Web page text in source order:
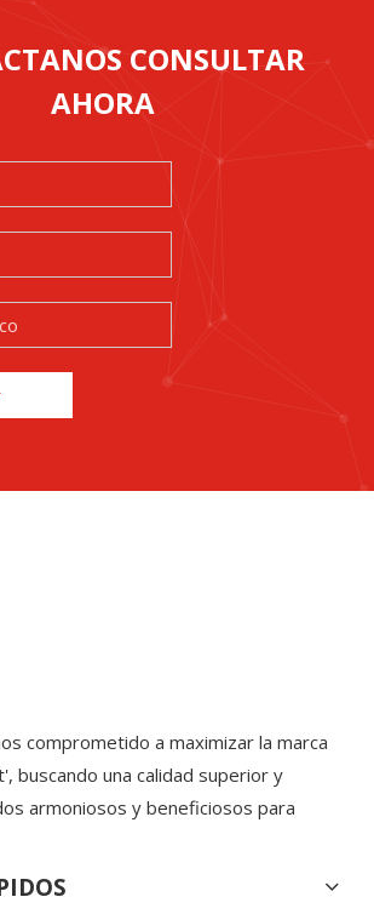
CONSULTAR
AHORA
comprometido a maximizar la marca
buscando una calidad superior y
armoniosos y beneficiosos para